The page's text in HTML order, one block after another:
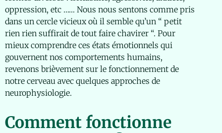
oppression, etc …… Nous nous sentons comme pris
dans un cercle vicieux où il semble qu’un “ petit
rien rien suffirait de tout faire chavirer “. Pour
mieux comprendre ces états émotionnels qui
gouvernent nos comportements humains,
revenons brièvement sur le fonctionnement de
notre cerveau avec quelques approches de
neurophysiologie.
Comment fonctionne